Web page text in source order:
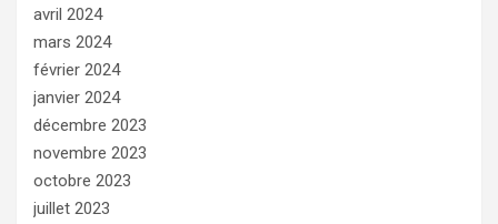
avril 2024
mars 2024
février 2024
janvier 2024
décembre 2023
novembre 2023
octobre 2023
juillet 2023